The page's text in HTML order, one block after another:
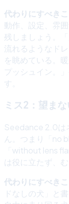
代わりにすべきこ
動作、設定、雰
残しましょう。
流れるようなド
を眺めている。
プッシュイン。
す。
ミス2：望ま
Seedance 2.0は
ん。つまり「no
「without lens
は役に立たず、
代わりにすべきこ
ドなしの犬」と